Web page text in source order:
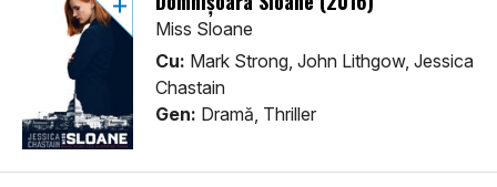
Miss Sloane
Cu: Mark Strong, John Lithgow, Jessica
Chastain
Gen: Dramă, Thriller